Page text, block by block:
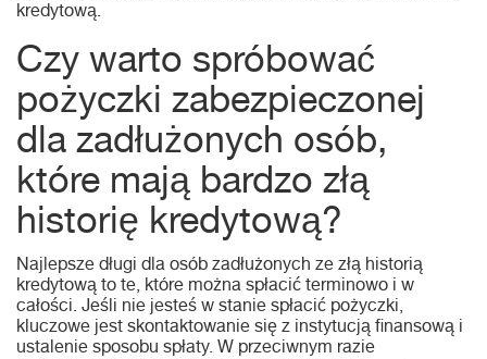
kredytową.
Czy warto spróbować
pożyczki zabezpieczonej
dla zadłużonych osób,
które mają bardzo złą
historię kredytową?
Najlepsze długi dla osób zadłużonych ze złą historią
kredytową to te, które można spłacić terminowo i w
całości. Jeśli nie jesteś w stanie spłacić pożyczki,
kluczowe jest skontaktowanie się z instytucją finansową i
ustalenie sposobu spłaty. W przeciwnym razie